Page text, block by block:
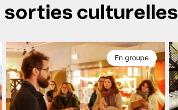
sorties culturelles
En groupe